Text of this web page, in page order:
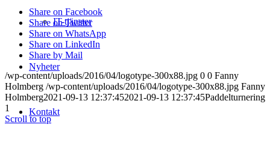
IT-tjänster
Nyheter
Kontakt
Share on Facebook
Share on Twitter
Share on WhatsApp
Share on LinkedIn
Share by Mail
/wp-content/uploads/2016/04/logotype-300x88.jpg 0 0 Fanny
Holmberg /wp-content/uploads/2016/04/logotype-300x88.jpg Fanny
Holmberg2021-09-13 12:37:452021-09-13 12:37:45Paddelturnering
1
Scroll to top